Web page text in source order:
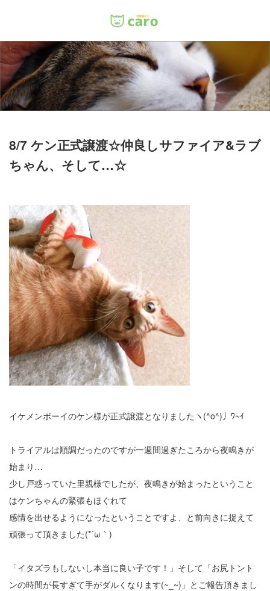
8/7 ケン正式譲渡☆仲良しサファイア&ラブ
ちゃん、そして…☆
イケメンボーイのケン様が正式譲渡となりましたヽ(^o^)丿ﾜ~ｲ
トライアルは順調だったのですが一週間過ぎたころから夜鳴きが
始まり…
少し戸惑っていた里親様でしたが、夜鳴きが始まったということ
はケンちゃんの緊張もほぐれて
感情を出せるようになったということですよ、と前向きに捉えて
頑張って頂きました(*´ω｀)
「イタズラもしないし本当に良い子です！」そして「お尻トント
ンの時間が長すぎて手がダルくなります(~_~)」とご報告頂きまし
Menu
ホーム
料金
里親について
店舗情報